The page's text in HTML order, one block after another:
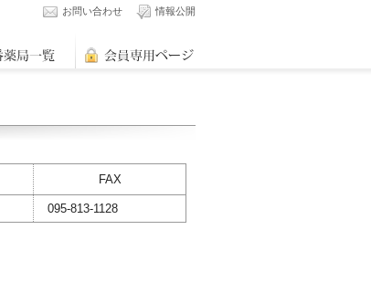
お問い合わせ 情報公開
FAX
095-813-1128